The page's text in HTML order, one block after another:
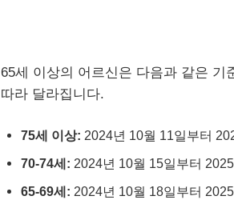
65세 이상의 어르신은 다음과 같은
따라 달라집니다.
75세 이상: 2024년 10월 11일부터
70-74세: 2024년 10월 15일부터
65-69세: 2024년 10월 18일부터